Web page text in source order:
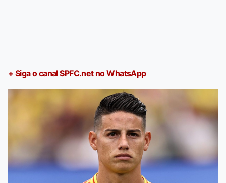
+ Siga o canal SPFC.net no WhatsApp